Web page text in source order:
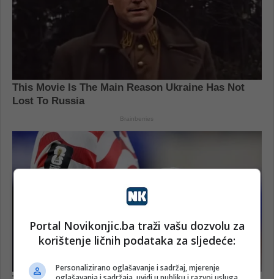
Portal Novikonjic.ba traži vašu dozvolu za
korištenje ličnih podataka za sljedeće:
Personalizirano oglašavanje i sadržaj, mjerenje